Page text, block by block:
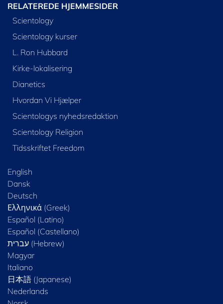
RELATEREDE HJEMMESIDER
Scientology
Scientology kurser
L. Ron Hubbard
Kirke-lokalisering
Dianetics
Hvordan Vi Hjælper
Scientologys nyhedsredaktion
Scientology Religion
Tidsskriftet Freedom
English
Dansk
Deutsch
Ελληνικά (Greek)
Español (Latino)
Español (Castellano)
Magyar
Italiano
日本語 (Japanese)
Nederlands